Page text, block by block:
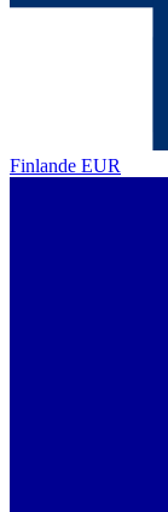
Finlande EUR